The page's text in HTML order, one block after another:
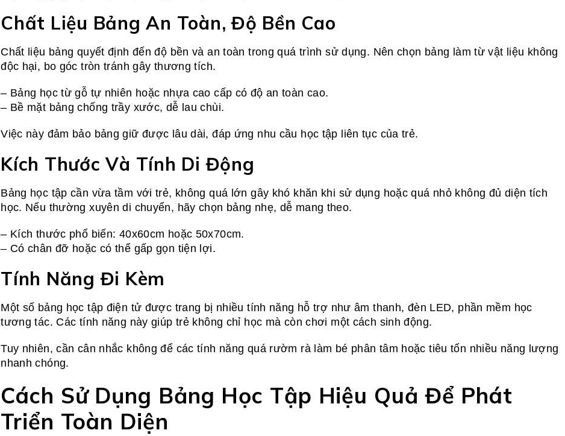
Chất Liệu Bảng An Toàn, Độ Bền Cao
Chất liệu bảng quyết định đến độ bền và an toàn trong quá trình sử dụng. Nên chọn bảng làm từ vật liệu không
độc hại, bo góc tròn tránh gây thương tích.
– Bảng học từ gỗ tự nhiên hoặc nhựa cao cấp có độ an toàn cao.
– Bề mặt bảng chống trầy xước, dễ lau chùi.
Việc này đảm bảo bảng giữ được lâu dài, đáp ứng nhu cầu học tập liên tục của trẻ.
Kích Thước Và Tính Di Động
Bảng học tập cần vừa tầm với trẻ, không quá lớn gây khó khăn khi sử dụng hoặc quá nhỏ không đủ diện tích
học. Nếu thường xuyên di chuyển, hãy chọn bảng nhẹ, dễ mang theo.
– Kích thước phổ biến: 40x60cm hoặc 50x70cm.
– Có chân đỡ hoặc có thể gấp gọn tiện lợi.
Tính Năng Đi Kèm
Một số bảng học tập điện tử được trang bị nhiều tính năng hỗ trợ như âm thanh, đèn LED, phần mềm học
tương tác. Các tính năng này giúp trẻ không chỉ học mà còn chơi một cách sinh động.
Tuy nhiên, cần cân nhắc không để các tính năng quá rườm rà làm bé phân tâm hoặc tiêu tốn nhiều năng lượng
nhanh chóng.
Cách Sử Dụng Bảng Học Tập Hiệu Quả Để Phát
Triển Toàn Diện